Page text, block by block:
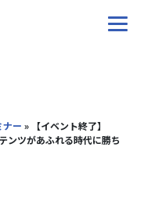
ナー »
【イベント終了】
ンツがあふれる時代に勝ち